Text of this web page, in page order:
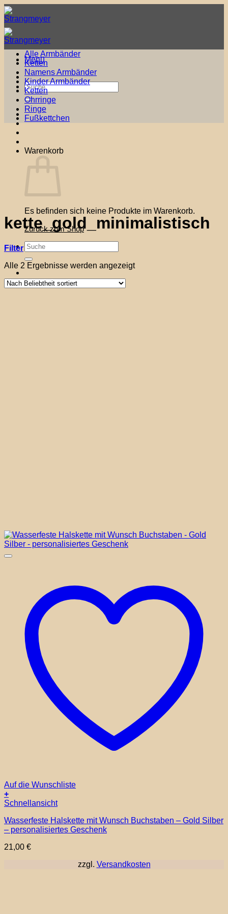
Zum
Inhalt
springen
Menü
Suche
nach:
Warenkorb
Es befinden sich keine Produkte im Warenkorb.
Zurück zum Shop
Suche
nach:
Alle Armbänder
Ketten
Namens Armbänder
Kinder Armbänder
Ketten
Ohrringe
Ringe
Fußkettchen
kette_gold_minimalistisch
Filter
Alle 2 Ergebnisse werden angezeigtNach
Auf die Wunschliste
+
Dieses
weist
mehrere
auf.
Schnellansicht
Wasserfeste Halskette mit Wunsch Buchstaben – Gold Silber
– personalisiertes Geschenk
21,00 €
zzgl. Versandkosten